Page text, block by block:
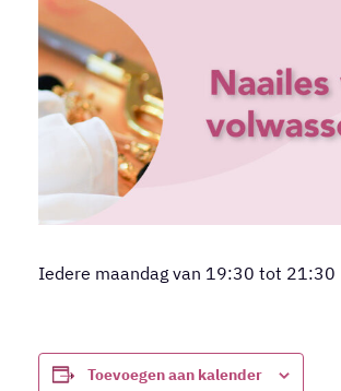
Iedere maandag van 19:30 tot 21:30
Toevoegen aan kalender